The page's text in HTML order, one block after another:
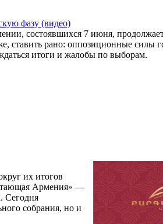
фазу (видео)
состоявшихся 7 июня,
рано: оппозиционные силы
итоги и жалобы по выборам.
их итогов
Армения» —
Сегодня
собрания, но и